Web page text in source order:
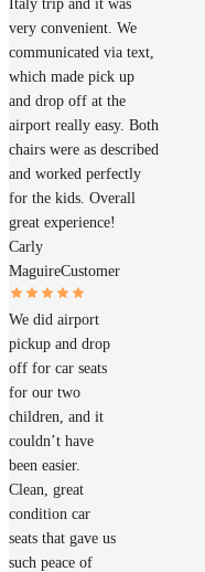
Italy trip and it was
very convenient. We
communicated via text,
which made pick up
and drop off at the
airport really easy. Both
chairs were as described
and worked perfectly
for the kids. Overall
great experience!
Carly
MaguireCustomer
We did airport
pickup and drop
off for car seats
for our two
children, and it
couldn’t have
been easier.
Clean, great
condition car
seats that gave us
such peace of